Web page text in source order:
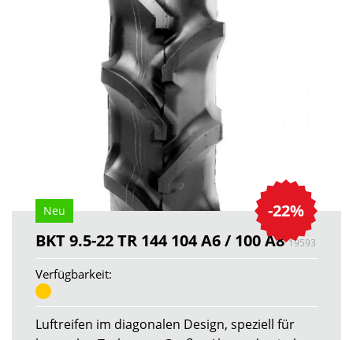
-22%
Neu
BKT 9.5-22 TR 144 104 A6 / 100 A819593
Verfügbarkeit:
Luftreifen im diagonalen Design, speziell für